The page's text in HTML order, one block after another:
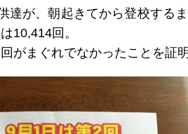
達が、朝起きてから登校する
10,414回。
がまぐれでなかったことを証